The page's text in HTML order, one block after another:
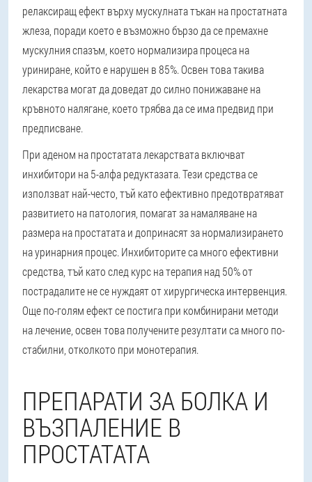
релаксиращ ефект върху мускулната тъкан на простатната
жлеза, поради което е възможно бързо да се премахне
мускулния спазъм, което нормализира процеса на
уриниране, който е нарушен в 85%. Освен това такива
лекарства могат да доведат до силно понижаване на
кръвното налягане, което трябва да се има предвид при
предписване.
При аденом на простатата лекарствата включват
инхибитори на 5-алфа редуктазата. Тези средства се
използват най-често, тъй като ефективно предотвратяват
развитието на патология, помагат за намаляване на
размера на простатата и допринасят за нормализирането
на уринарния процес. Инхибиторите са много ефективни
средства, тъй като след курс на терапия над 50% от
пострадалите не се нуждаят от хирургическа интервенция.
Още по-голям ефект се постига при комбинирани методи
на лечение, освен това получените резултати са много по-
стабилни, отколкото при монотерапия.
ПРЕПАРАТИ ЗА БОЛКА И
ВЪЗПАЛЕНИЕ В
ПРОСТАТАТА